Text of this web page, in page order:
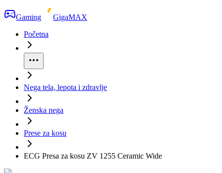
Gaming
GigaMAX
Početna
Nega tela, lepota i zdravlje
Ženska nega
Prese za kosu
ECG Presa za kosu ZV 1255 Ceramic Wide